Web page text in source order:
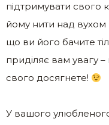
підтримувати свого
йому нити над вухом
що ви його бачите
приділяє вам увагу
свого досягнете!
У вашого